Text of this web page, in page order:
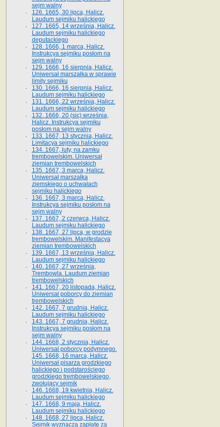
sejm walny
126. 1665, 30 lipca, Halicz.
Laudum sejmiku halickiego
127. 1665, 14 września, Halicz.
Laudum sejmiku halickiego
deputackiego
128. 1666, 1 marca, Halicz.
Instrukcya sejmiku posłom na
sejm walny
129. 1666, 16 sierpnia, Halicz.
Uniwersał marszałka w sprawie
limity sejmiku
130. 1666, 16 sierpnia, Halicz.
Laudum sejmiku halickiego
131. 1666, 22 września, Halicz.
Laudum sejmiku halickiego
132. 1666, 20 (sic) września,
Halicz. Instrukcya sejmiku
posłom na sejm walny
133. 1667, 13 stycznia, Halicz.
Limitacya sejmiku halickiego
134. 1667, luty, na zamku
trembowelskim. Uniwersał
ziemian trembowelskich
135. 1667, 3 marca, Halicz.
Uniwersał marszałka
ziemskiego o uchwałach
sejmiku halickiego
136. 1667, 3 marca, Halicz.
Instrukcya sejmiku posłom na
sejm walny
137. 1667, 2 czerwca, Halicz.
Laudum sejmiku halickiego
138. 1667, 27 lipca, w grodzie
trembowelskim. Manifestacya
ziemian trembowelskich
139. 1667, 13 września, Halicz.
Laudum sejmiku halickiego
140. 1667, 27 września,
Trembowla. Laudum ziemian
trembowelskich
141. 1667, 20 listopada, Halicz.
Uniwersał poborcy do ziemian
trembowelskich
142. 1667, 7 grudnia, Halicz.
Laudum sejmiku halickiego
143. 1667, 7 grudnia, Halicz.
Instrukcya sejmiku posłom na
sejm walny
144. 1668, 2 stycznia, Halicz.
Uniwersał poborcy podymnego.
145. 1668, 16 marca, Halicz.
Uniwersał pisarza grodzkiego
halickiego i podstarościego
grodzkiego trembowelskiego,
zwołujący sejmik
146. 1668, 19 kwietnia, Halicz.
Laudum sejmiku halickiego
147. 1668, 9 maja, Halicz.
Laudum sejmiku halickiego
148. 1668, 27 lipca, Halicz.
Sejmik wyznacza zapłatę za